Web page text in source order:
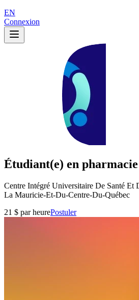
EN
Connexion
Étudiant(e) en
Centre Intégré Universitaire De Santé Et
La Mauricie-Et-Du-Centre-Du-Québec
21 $ par heurePostuler